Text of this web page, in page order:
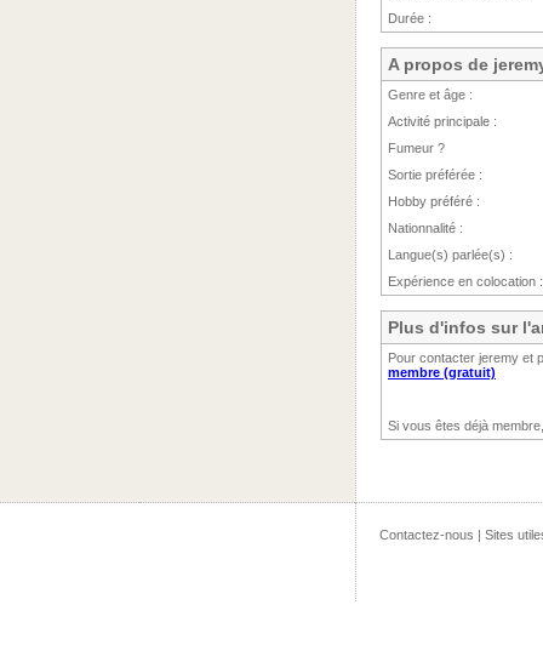
Durée :
A propos de
Genre et âge :
Activité principale :
Fumeur ?
Sortie préférée :
Hobby préféré :
Nationnalité :
Langue(s) parlée(s) :
Expérience en colocation :
Plus d'infos sur
Pour contacter jeremy et
membre (gratuit)
Si vous êtes déjà
Contactez-nous | Sites